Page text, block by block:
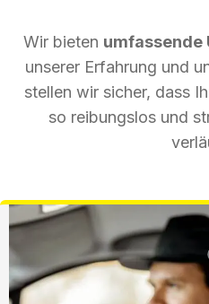
Wir bieten umfassende
unserer Erfahrung und
stellen wir sicher, dass
so reibungslos und